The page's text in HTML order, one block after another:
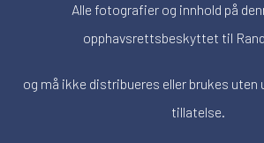
Alle fotografier og innhold på
opphavsrettsbeskyttet til
og må ikke distribueres eller brukes
tillatelse.